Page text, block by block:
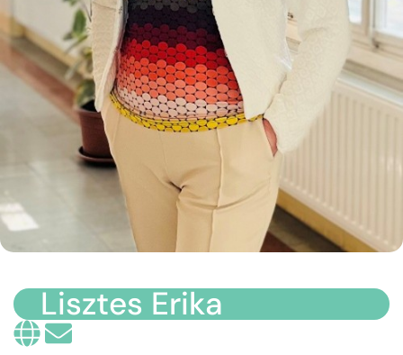
Lisztes Erika